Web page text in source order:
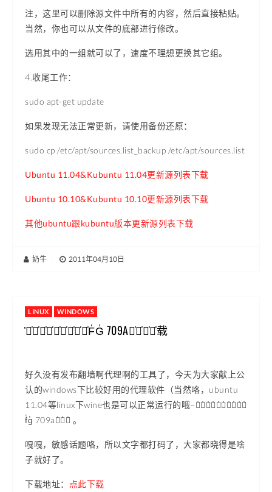
注，这里可以删除源文件中所有的内容，然后直接粘贴。
当然，你也可以从文件的底部进行修改。
选用其中的一组就可以了，速度不理想更换其它组。
4.收尾工作：
sudo apt-get update
如果发现无法正常更新，请使用备份还原：
sudo cp /etc/apt/sources.list_backup /etc/apt/sources.list
Ubuntu 11.04&Kubuntu 11.04更新源列表下载
Ubuntu 10.10&Kubuntu 10.10更新源列表下载
其他ubuntu跟kubuntu版本更新源列表下载
奶牛 2011年04月10日
LINUX WINDOWS
҅自҅由҅门҅最҅新҅代҅理҅软҅件҅F҅G҅ 709A专҅家҅版҅下҅载
好久没有发布翻墙啊代理啊的工具了，今天为大家献上公
认的windows下比较好用的代理软件（当然咯，ubuntu
11.04等linux下wine也是可以正常运行的哦~）҅自҅由҅门҅最҅新҅代҅理҅软҅件҅
f҅g҅ 709a专҅家҅版҅ 。
嘎嘎，敏感话题咯，所以文字都打码了，大家都晓得是啥
子就好了。
下载地址： 点此下载